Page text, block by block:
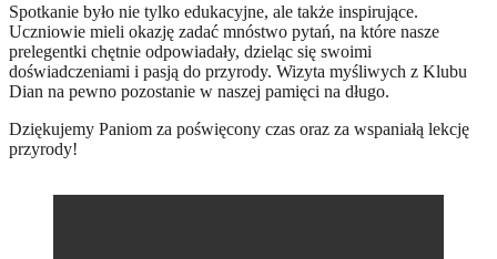
Spotkanie było nie tylko edukacyjne, ale także inspirujące.
Uczniowie mieli okazję zadać mnóstwo pytań, na które nasze
prelegentki chętnie odpowiadały, dzieląc się swoimi
doświadczeniami i pasją do przyrody. Wizyta myśliwych z Klubu
Dian na pewno pozostanie w naszej pamięci na długo.
Dziękujemy Paniom za poświęcony czas oraz za wspaniałą lekcję
przyrody!